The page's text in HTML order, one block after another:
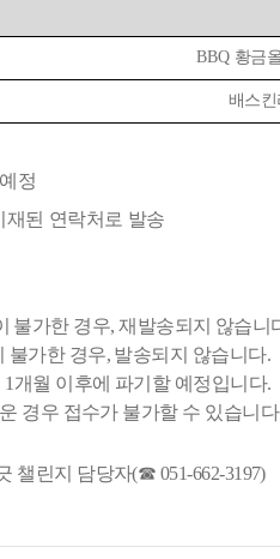
BBQ 황금
배스
정
된 연락처로 발송
불가한 경우,재발송되지 않습니
불가한 경우, 발송되지 않습니다.
1 개월 이후에 파기할 예정입니다.
경우 접수가 불가할 수 있습니다
챌린지 담당자(☎ 051-662-3197)